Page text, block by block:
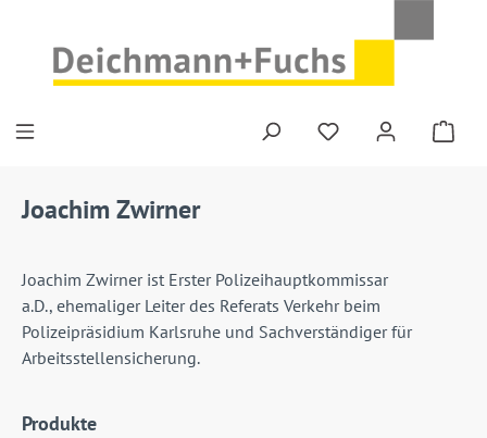
Du hast 0
Joachim Zwirner
Joachim Zwirner ist Erster Polizeihauptkommissar
a.D., ehemaliger Leiter des Referats Verkehr beim
Polizeipräsidium Karlsruhe und Sachverständiger für
Arbeitsstellensicherung.
Produkte